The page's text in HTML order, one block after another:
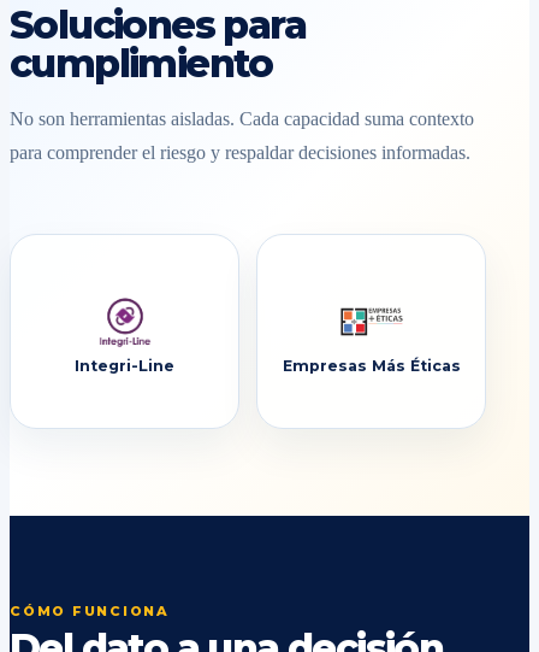
Soluciones para
cumplimiento
No son herramientas aisladas. Cada capacidad suma contexto
para comprender el riesgo y respaldar decisiones informadas.
Integri-Line Empresas Más Éticas
CÓMO FUNCIONA